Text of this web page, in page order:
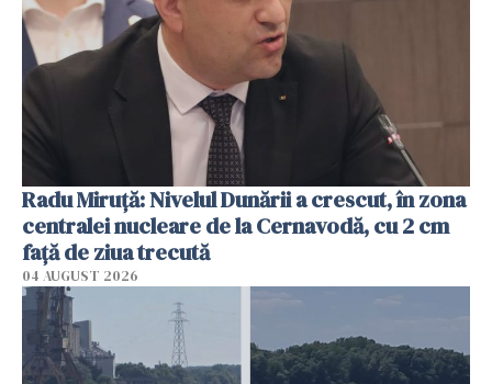
Radu Miruţă: Nivelul Dunării a crescut, în zona
centralei nucleare de la Cernavodă, cu 2 cm
faţă de ziua trecută
04 AUGUST 2026